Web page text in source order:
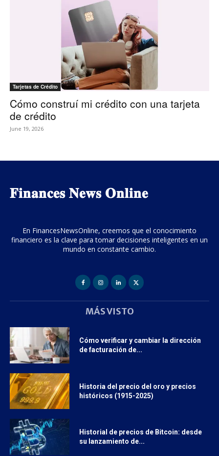
Tarjetas de Crédito
Cómo construí mi crédito con una tarjeta
de crédito
June 19, 2026
𝐅𝐢𝐧𝐚𝐧𝐜𝐞𝐬 𝐍𝐞𝐰𝐬 𝐎𝐧𝐥𝐢𝐧𝐞
En FinancesNewsOnline, creemos que el conocimiento
financiero es la clave para tomar decisiones inteligentes en un
mundo en constante cambio.
MÁS VISTO
Cómo verificar y cambiar la dirección
de facturación de...
Historia del precio del oro y precios
históricos (1915-2025)
Historial de precios de Bitcoin: desde
su lanzamiento de...